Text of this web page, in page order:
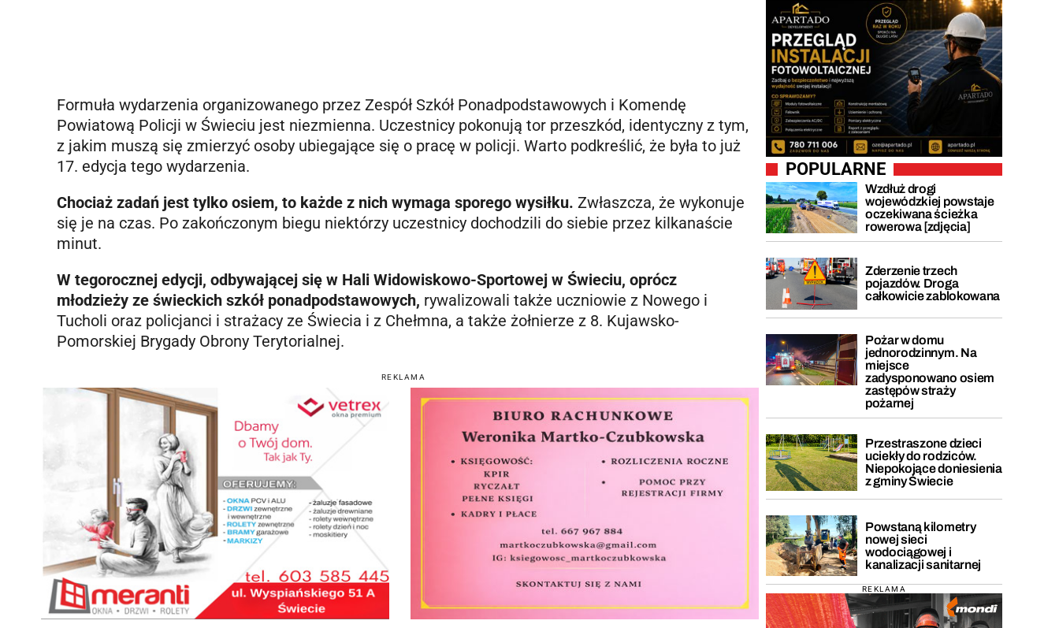
Formuła wydarzenia organizowanego przez Zespół Szkół Ponadpodstawowych i Komendę
Powiatową Policji w Świeciu jest niezmienna. Uczestnicy pokonują tor przeszkód, identyczny z tym,
z jakim muszą się zmierzyć osoby ubiegające się o pracę w policji. Warto podkreślić, że była to już
17. edycja tego wydarzenia.
Chociaż zadań jest tylko osiem, to każde z nich wymaga sporego wysiłku. Zwłaszcza, że wykonuje
się je na czas. Po zakończonym biegu niektórzy uczestnicy dochodzili do siebie przez kilkanaście
minut.
W tegorocznej edycji, odbywającej się w Hali Widowiskowo-Sportowej w Świeciu, oprócz
młodzieży ze świeckich szkół ponadpodstawowych, rywalizowali także uczniowie z Nowego i
Tucholi oraz policjanci i strażacy ze Świecia i z Chełmna, a także żołnierze z 8. Kujawsko-
Pomorskiej Brygady Obrony Terytorialnej.
REKLAMA
POPULARNE
Wzdłuż drogi
wojewódzkiej powstaje
oczekiwana ścieżka
rowerowa [zdjęcia]
Zderzenie trzech
pojazdów. Droga
całkowicie zablokowana
Pożar w domu
jednorodzinnym. Na
miejsce
zadysponowano osiem
zastępów straży
pożarnej
Przestraszone dzieci
uciekły do rodziców.
Niepokojące doniesienia
z gminy Świecie
Powstaną kilometry
nowej sieci
wodociągowej i
kanalizacji sanitarnej
REKLAMA